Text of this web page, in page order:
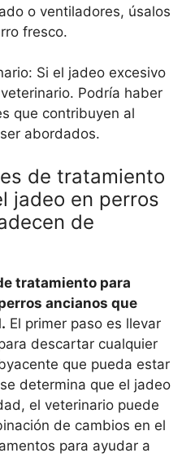
o ventiladores, úsalos
fresco.
Si el jadeo excesivo
Podría haber
que contribuyen al
abordados.
de tratamiento
jadeo en perros
de
tratamiento para
ancianos que
El primer paso es llevar
descartar cualquier
que pueda estar
determina que el jadeo
el veterinario puede
de cambios en el
para ayudar a